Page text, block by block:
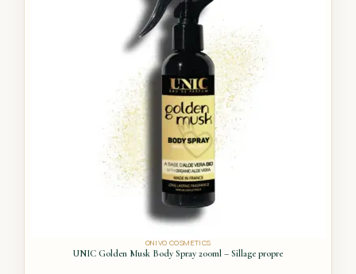
ONIVO COSMETICS
UNIC Golden Musk Body Spray 200ml – Sillage propre